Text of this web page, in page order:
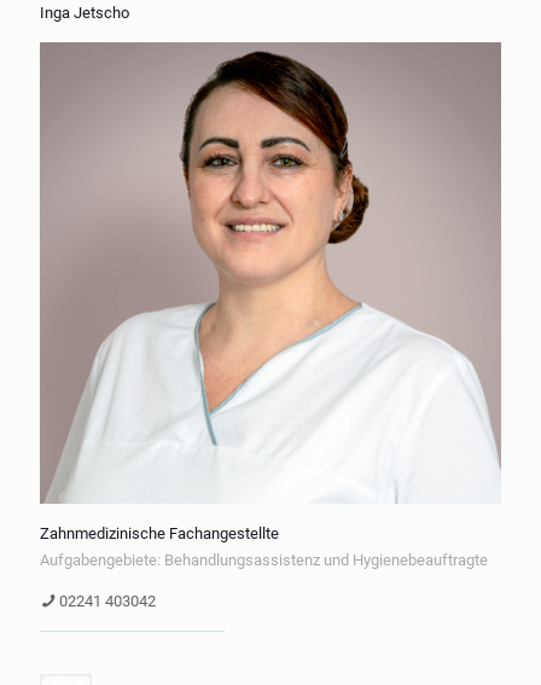
Inga Jetscho
Zahnmedizinische Fachangestellte
Aufgabengebiete: Behandlungsassistenz und Hygienebeauftragte
02241 403042